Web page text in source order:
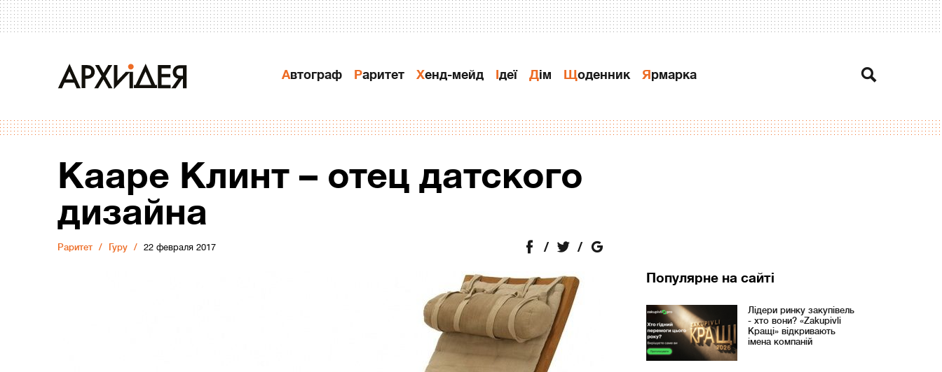
Автограф Раритет Хенд-мейд Ідеї Дiм Щоденник Ярмарка
Кааре Клинт – отец датского
дизайна
Раритет Гуру 22 февраля 2017
Популярне на сайті
Лідери ринку закупівель
- хто вони? «Zakupivli
Кращі» відкривають
імена компаній